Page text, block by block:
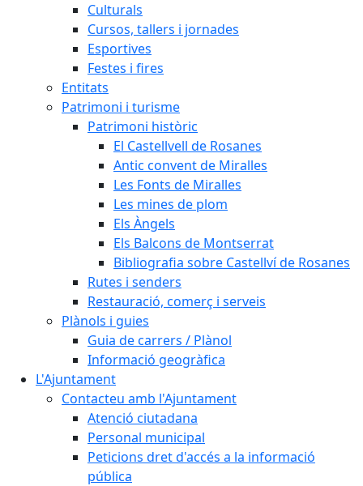
Culturals
Cursos, tallers i jornades
Esportives
Festes i fires
Entitats
Patrimoni i turisme
Patrimoni històric
El Castellvell de Rosanes
Antic convent de Miralles
Les Fonts de Miralles
Les mines de plom
Els Àngels
Els Balcons de Montserrat
Bibliografia sobre Castellví de Rosanes
Rutes i senders
Restauració, comerç i serveis
Plànols i guies
Guia de carrers / Plànol
Informació geogràfica
L'Ajuntament
Contacteu amb l'Ajuntament
Atenció ciutadana
Personal municipal
Peticions dret d'accés a la informació
pública